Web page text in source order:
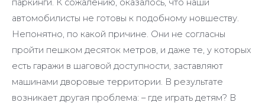
паркинги. К сожалению, оказалось, что наши
автомобилисты не готовы к подобному новшеству.
Непонятно, по какой причине. Они не согласны
пройти пешком десяток метров, и даже те, у которых
есть гаражи в шаговой доступности, заставляют
машинами дворовые территории. В результате
возникает другая проблема: – где играть детям? В